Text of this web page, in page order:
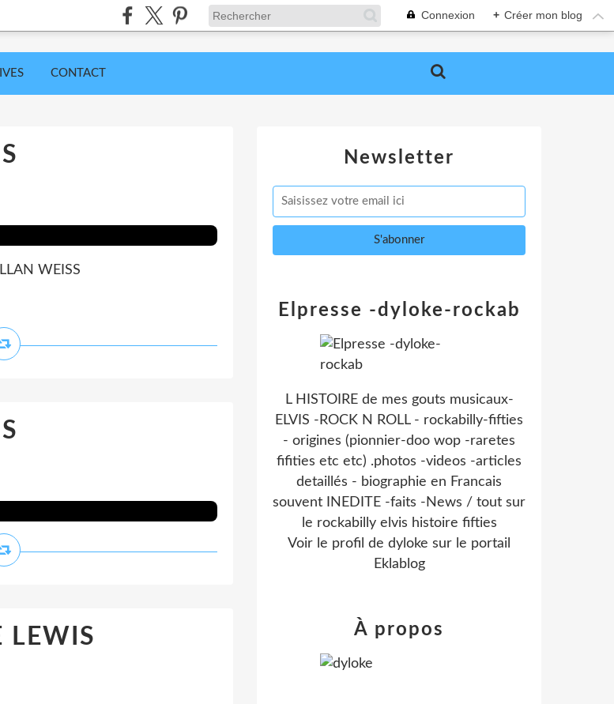
Connexion + Créer mon blog
CONTACT
WEISS
LEWIS
Newsletter
Elpresse -dyloke-rockab
L HISTOIRE de mes gouts musicaux-
ELVIS -ROCK N ROLL - rockabilly-fifties
- origines (pionnier-doo wop -raretes
fifities etc etc) .photos -videos -articles
detaillés - biographie en Francais
souvent INEDITE -faits -News / tout sur
le rockabilly elvis histoire fifties
Voir le profil de dyloke sur le portail
Eklablog
À propos